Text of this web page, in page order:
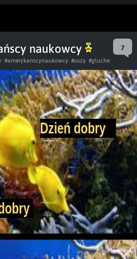
naukowcy 7
#amerykanscynaukowcy #uszy #gluche